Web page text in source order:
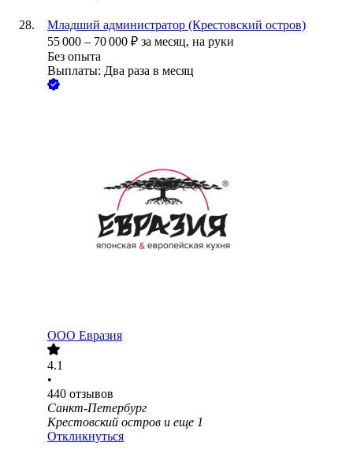
Младший администратор (Крестовский остров)
55 000 – 70 000 ₽ за месяц, на руки
Без опыта
Выплаты: Два раза в месяц
ООО Евразия
4.1
•
440 отзывов
Санкт-Петербург
Крестовский остров и еще 1
Откликнуться